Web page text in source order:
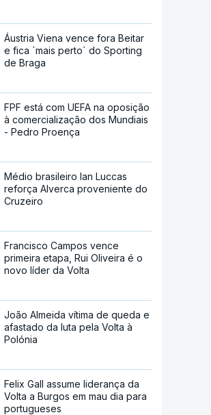
Áustria Viena vence fora Beitar
e fica `mais perto` do Sporting
de Braga
FPF está com UEFA na oposição
à comercialização dos Mundiais
- Pedro Proença
Médio brasileiro Ian Luccas
reforça Alverca proveniente do
Cruzeiro
Francisco Campos vence
primeira etapa, Rui Oliveira é o
novo líder da Volta
João Almeida vítima de queda e
afastado da luta pela Volta à
Polónia
Felix Gall assume liderança da
Volta a Burgos em mau dia para
portugueses